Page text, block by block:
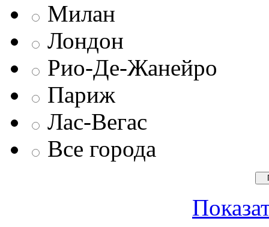
Милан
Лондон
Рио-Де-Жанейро
Париж
Лас-Вегас
Все города